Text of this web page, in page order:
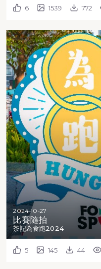
6 1539 772
2024-10-27
比賽隨拍
茶記為食跑2024
5 145 44